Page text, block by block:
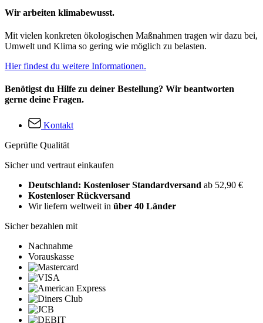
Wir arbeiten klimabewusst.
Mit vielen konkreten ökologischen Maßnahmen tragen wir dazu bei,
Umwelt und Klima so gering wie möglich zu belasten.
Hier findest du weitere Informationen.
Benötigst du Hilfe zu deiner Bestellung? Wir beantworten
gerne deine Fragen.
Kontakt
Geprüfte Qualität
Sicher und vertraut einkaufen
Deutschland: Kostenloser Standardversand ab 52,90 €
Kostenloser Rückversand
Wir liefern weltweit in über 40 Länder
Sicher bezahlen mit
Nachnahme
Vorauskasse